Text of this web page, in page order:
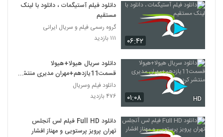
۰۶:۴۲
دانلود فیلم آستیگمات ، دانلود با لینک
مستقیم
گروه رسمی فیلم و سریال ایرانی
۱۱۱ بازدید
۰۱:۰۸ HD
دانلود سریال هیولا+هیولا
قسمت11یازدهم+مهران مدیری منتشر
کرد
دانلود فیلم وسریال
۴۷۶ بازدید
دانلود Full HD فیلم لس آنجلس
تهران پرویز پرستویی و مهناز افشار